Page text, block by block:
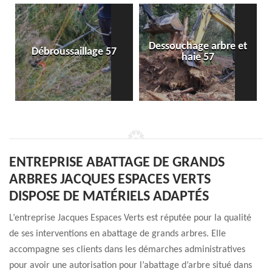
Débroussaillage 57
Dessouchage arbre et
haie 57
ENTREPRISE ABATTAGE DE GRANDS
ARBRES JACQUES ESPACES VERTS
DISPOSE DE MATÉRIELS ADAPTÉS
L’entreprise Jacques Espaces Verts est réputée pour la qualité
de ses interventions en abattage de grands arbres. Elle
accompagne ses clients dans les démarches administratives
pour avoir une autorisation pour l’abattage d’arbre situé dans